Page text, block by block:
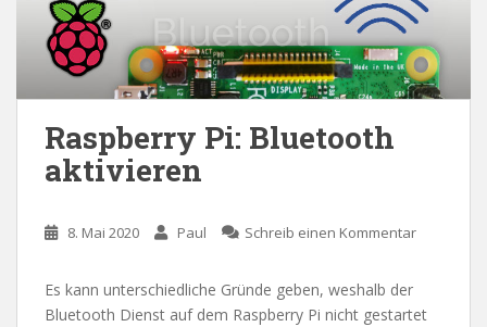
Raspberry Pi: Bluetooth
aktivieren
8. Mai 2020 Paul Schreib einen Kommentar
Es kann unterschiedliche Gründe geben, weshalb der
Bluetooth Dienst auf dem Raspberry Pi nicht gestartet